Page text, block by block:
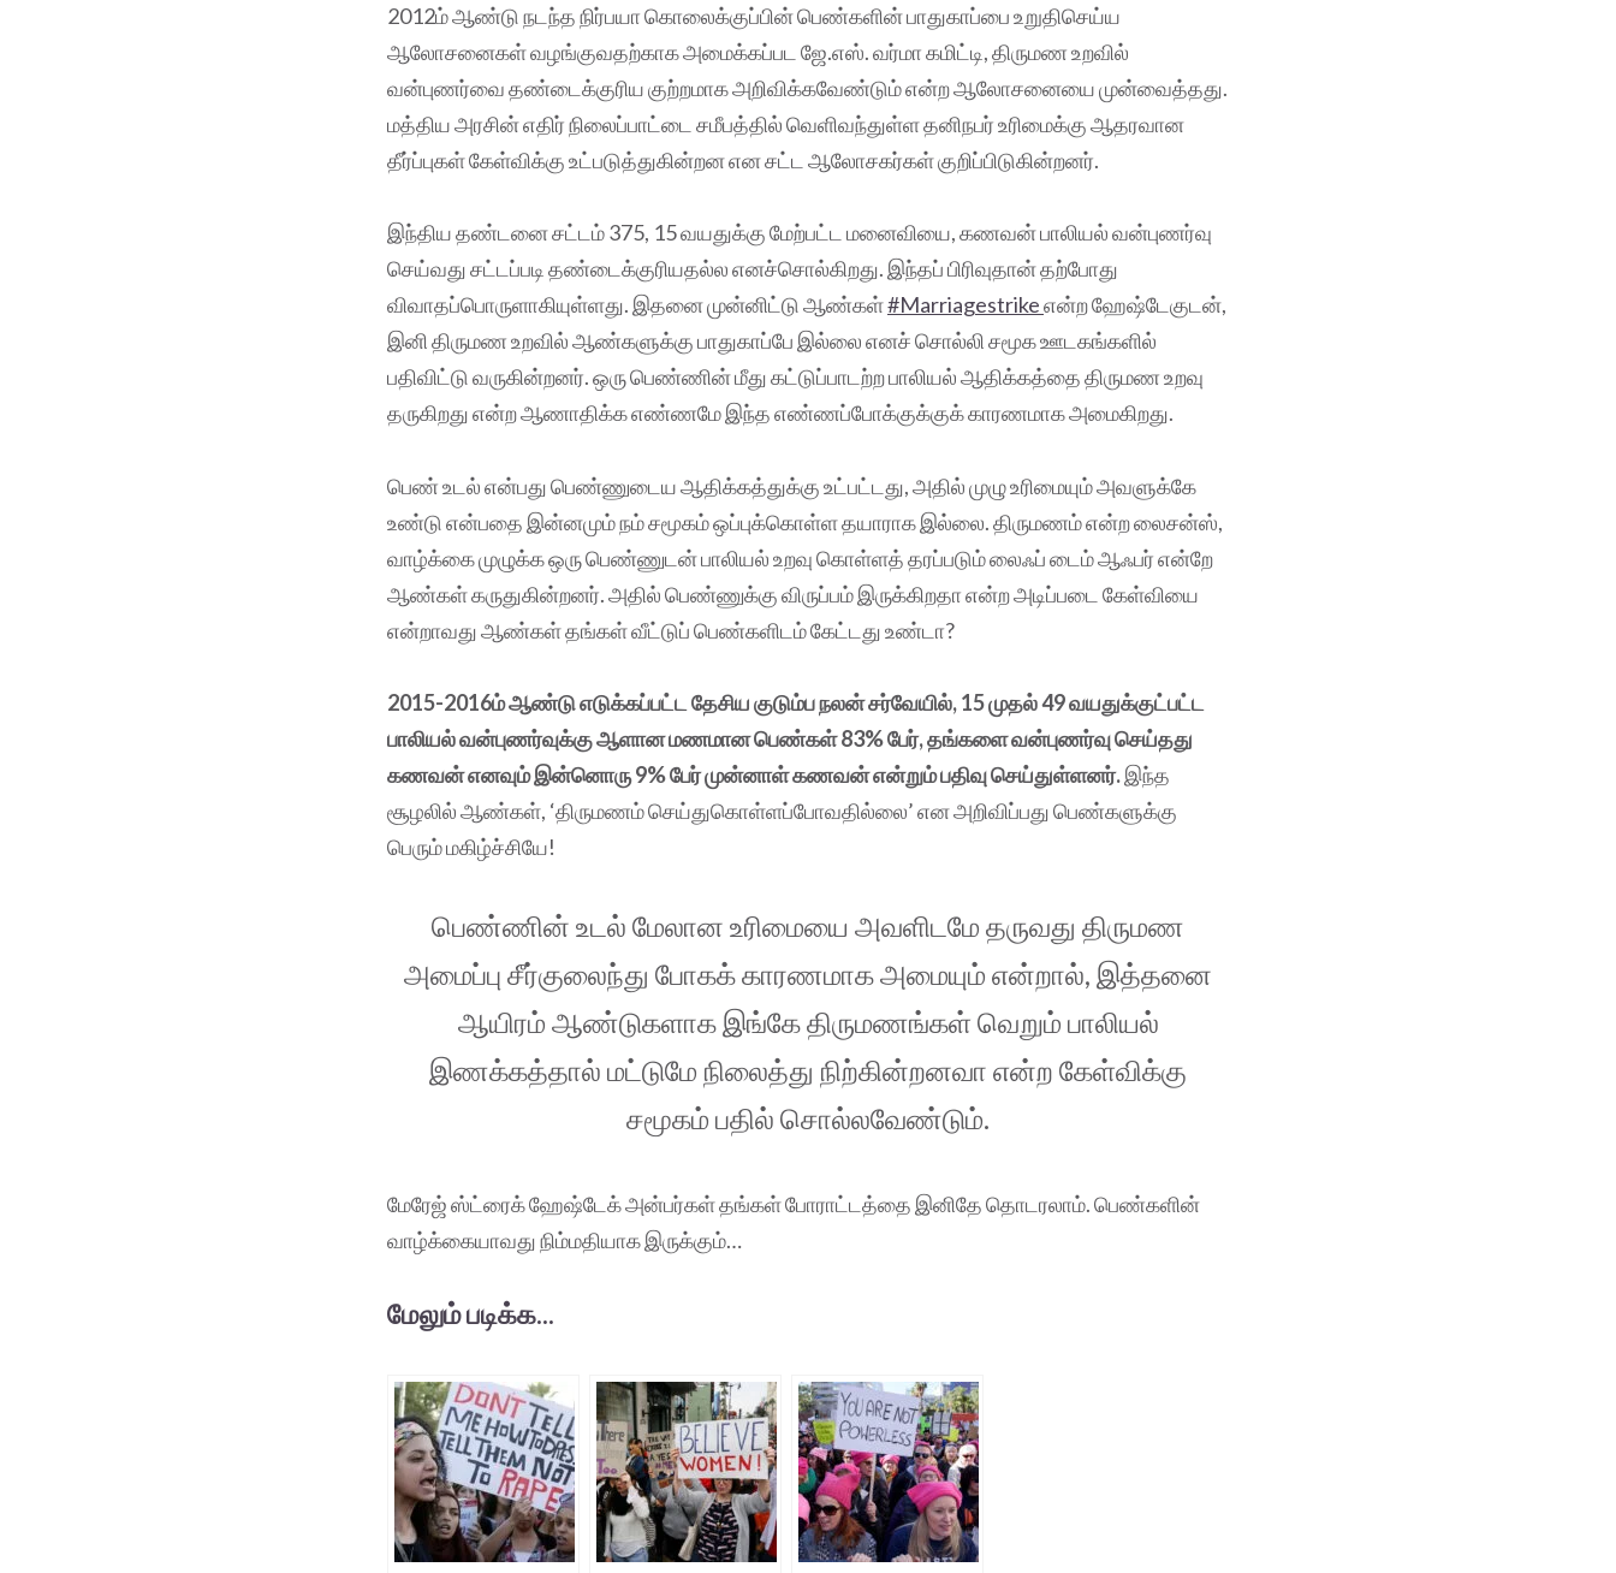
2012ம் ஆண்டு நடந்த நிர்பயா கொலைக்குப்பின் பெண்களின் பாதுகாப்பை உறுதிசெய்ய
ஆலோசனைகள் வழங்குவதற்காக அமைக்கப்பட ஜே.எஸ். வர்மா கமிட்டி, திருமண உறவில்
வன்புணர்வை தண்டைக்குரிய குற்றமாக அறிவிக்கவேண்டும் என்ற ஆலோசனையை முன்வைத்தது.
மத்திய அரசின் எதிர் நிலைப்பாட்டை சமீபத்தில் வெளிவந்துள்ள தனிநபர் உரிமைக்கு ஆதரவான
தீர்ப்புகள் கேள்விக்கு உட்படுத்துகின்றன என சட்ட ஆலோசகர்கள் குறிப்பிடுகின்றனர்.
இந்திய தண்டனை சட்டம் 375, 15 வயதுக்கு மேற்பட்ட மனைவியை, கணவன் பாலியல் வன்புணர்வு
செய்வது சட்டப்படி தண்டைக்குரியதல்ல எனச்சொல்கிறது. இந்தப் பிரிவுதான் தற்போது
விவாதப்பொருளாகியுள்ளது. இதனை முன்னிட்டு ஆண்கள்#Marriagestrikeஎன்ற ஹேஷ்டேகுடன்,
இனி திருமண உறவில் ஆண்களுக்கு பாதுகாப்பே இல்லை எனச் சொல்லி சமூக ஊடகங்களில்
பதிவிட்டு வருகின்றனர். ஒரு பெண்ணின் மீது கட்டுப்பாடற்ற பாலியல் ஆதிக்கத்தை திருமண உறவு
தருகிறது என்ற ஆணாதிக்க எண்ணமே இந்த எண்ணப்போக்குக்குக் காரணமாக அமைகிறது.
பெண் உடல் என்பது பெண்ணுடைய ஆதிக்கத்துக்கு உட்பட்டது, அதில் முழு உரிமையும் அவளுக்கே
உண்டு என்பதை இன்னமும் நம் சமூகம் ஒப்புக்கொள்ள தயாராக இல்லை. திருமணம் என்ற லைசன்ஸ்,
வாழ்க்கை முழுக்க ஒரு பெண்ணுடன் பாலியல் உறவு கொள்ளத் தரப்படும் லைஃப் டைம் ஆஃபர் என்றே
ஆண்கள் கருதுகின்றனர். அதில் பெண்ணுக்கு விருப்பம் இருக்கிறதா என்ற அடிப்படை கேள்வியை
என்றாவது ஆண்கள் தங்கள் வீட்டுப் பெண்களிடம் கேட்டது உண்டா?
2015-2016ம் ஆண்டு எடுக்கப்பட்ட தேசிய குடும்ப நலன் சர்வேயில், 15 முதல் 49 வயதுக்குட்பட்ட
பாலியல் வன்புணர்வுக்கு ஆளான மணமான பெண்கள் 83% பேர், தங்களை வன்புணர்வு செய்தது
கணவன் எனவும் இன்னொரு 9% பேர் முன்னாள் கணவன் என்றும் பதிவு செய்துள்ளனர்.இந்த
சூழலில் ஆண்கள், ‘திருமணம் செய்துகொள்ளப்போவதில்லை’ என அறிவிப்பது பெண்களுக்கு
பெரும் மகிழ்ச்சியே!
பெண்ணின் உடல் மேலான உரிமையை அவளிடமே தருவது திருமண
அமைப்பு சீர்குலைந்து போகக் காரணமாக அமையும் என்றால், இத்தனை
ஆயிரம் ஆண்டுகளாக இங்கே திருமணங்கள் வெறும் பாலியல்
இணக்கத்தால் மட்டுமே நிலைத்து நிற்கின்றனவா என்ற கேள்விக்கு
சமூகம் பதில் சொல்லவேண்டும்.
மேரேஜ் ஸ்ட்ரைக் ஹேஷ்டேக் அன்பர்கள் தங்கள் போராட்டத்தை இனிதே தொடரலாம். பெண்களின்
வாழ்க்கையாவது நிம்மதியாக இருக்கும்…
மேலும் படிக்க...